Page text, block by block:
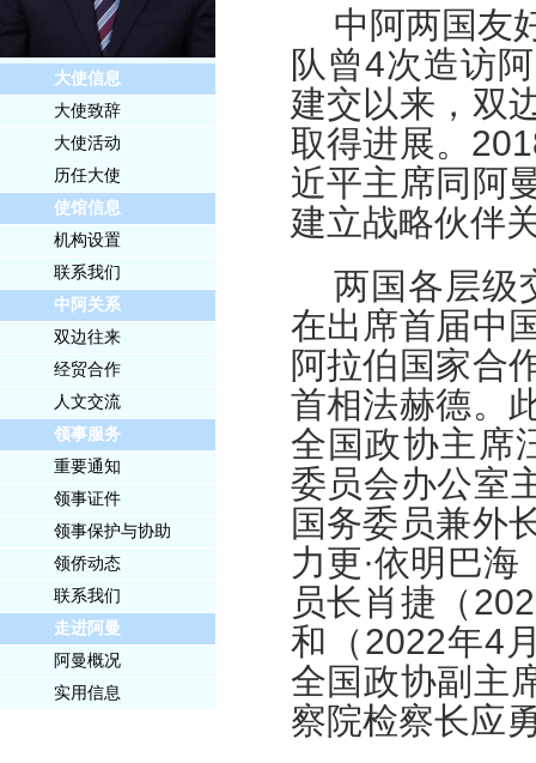
大使信息
大使致辞
大使活动
历任大使
使馆信息
机构设置
联系我们
中阿关系
双边往来
经贸合作
人文交流
领事服务
重要通知
领事证件
领事保护与协助
领侨动态
联系我们
走进阿曼
阿曼概况
实用信息
中阿两国友
队曾4次造访
建交以来，双
取得进展。
近平主席同阿
建立战略伙伴
两国各层级
在出席首届中
阿拉伯国家合
首相法赫德。
全国政协主席
委员会办公室
国务委员兼外
力更·依明巴
员长肖捷（
和（2022年4
全国政协副主
察院检察长应